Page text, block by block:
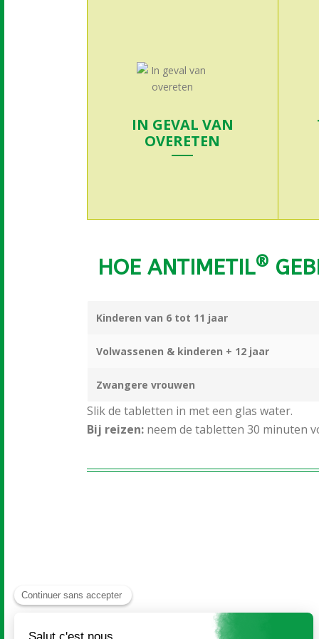
IN GEVAL VAN
OVERETEN
HOE ANTIMETIL®
Kinderen van 6 tot 11 jaar
Volwassenen & kinderen + 12 jaar
Zwangere vrouwen
Slik de tabletten in met een glas water.
Bij reizen: neem de tabletten 30 minuten